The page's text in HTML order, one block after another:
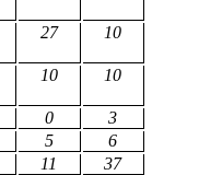
27 10
10 10
0
3
5
6
11
37